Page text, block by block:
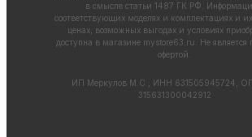
в смысле статьи 1487 ГК РФ.
соответствующих моделях и комплектациях и
ценах, возможных выгодах и условиях
доступна в магазине mystore63.ru . Не
офертой.
ИП Меркулов М.С., ИНН 631505945724,
315631300042912